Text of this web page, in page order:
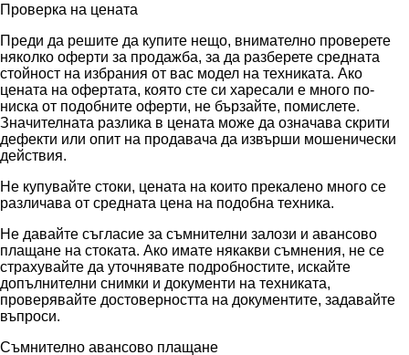
Проверка на цената
Преди да решите да купите нещо, внимателно проверете
няколко оферти за продажба, за да разберете средната
стойност на избрания от вас модел на техниката. Ако
цената на офертата, която сте си харесали е много по-
ниска от подобните оферти, не бързайте, помислете.
Значителната разлика в цената може да означава скрити
дефекти или опит на продавача да извърши мошенически
действия.
Не купувайте стоки, цената на които прекалено много се
различава от средната цена на подобна техника.
Не давайте съгласие за съмнителни залози и авансово
плащане на стоката. Ако имате някакви съмнения, не се
страхувайте да уточнявате подробностите, искайте
допълнителни снимки и документи на техниката,
проверявайте достоверността на документите, задавайте
въпроси.
Съмнително авансово плащане